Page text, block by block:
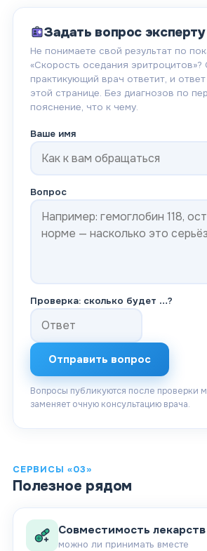
Задать вопрос эксперту
Не понимаете свой результат по
«Скорость оседания эритроцитов»?
практикующий врач ответит, и
этой странице. Без диагнозов по
пояснение, что к чему.
Ваше имя
Вопрос
Проверка: сколько будет …?
Отправить вопрос
Вопросы публикуются после проверки
заменяет очную консультацию врача.
СЕРВИСЫ «03»
Полезное рядом
Совместимость лекарств
можно ли принимать вместе